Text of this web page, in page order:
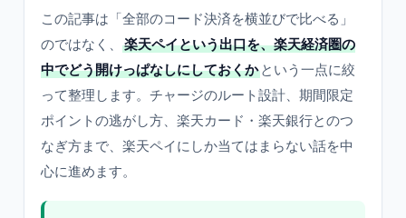
この記事は「全部のコード決済を横並びで比べる」
のではなく、
楽天ペイという出口を、楽天経済圏の
中でどう開けっぱなしにしておくか という一点に絞
って整理します。チャージのルート設計、期間限定
ポイントの逃がし方、楽天カード・楽天銀行とのつ
なぎ方まで、楽天ペイにしか当てはまらない話を中
心に進めます。